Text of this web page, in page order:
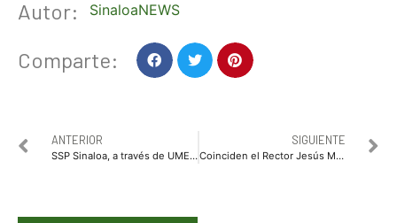
Autor: SinaloaNEWS
Comparte:
ANTERIOR
SSP Sinaloa, a través de UMECA, supervisa el cumplimiento de las medidas dictadas por jueces
SIGUIENTE
Coinciden el Rector Jesús Madueña y el Diputado Ricardo Madrid en agenda común por la estabilidad institucional de la UAS; respaldan la ruta de gestión ante situación financiera